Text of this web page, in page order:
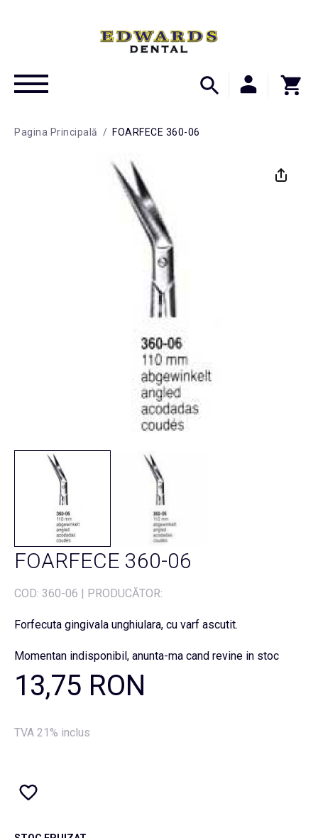
Pagina Principală / FOARFECE 360-06
FOARFECE 360-06
COD: 360-06 | PRODUCĂTOR:
Forfecuta gingivala unghiulara, cu varf ascutit.
Momentan indisponibil, anunta-ma cand revine in stoc
13,75 RON
TVA 21% inclus